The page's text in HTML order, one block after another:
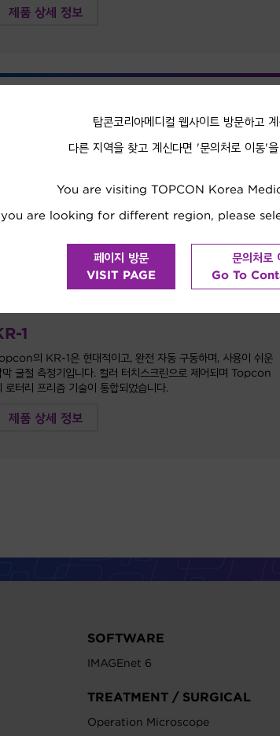
제품 상세 정보
1
의 KR-1은 현대적이고, 완전 자동 구동하며, 사용이 쉬운
막 굴절 측정기입니다. 컬러 터치스크린으로 제어되며 Topcon
로터리 프리즘 기술이 통합되었습니다.
제품 상세 정보
SOFTWARE
IMAGEnet 6
TREATMENT / SURGICAL
Operation Microscope
탑콘코리아메디컬 웹사이트 방문하고
다른 지역을 찾고 계신다면 '문의처로 이동'
You are visiting TOPCON Korea
are looking for different region, please
페이지 방문
VISIT PAGE
문의처로
Go To